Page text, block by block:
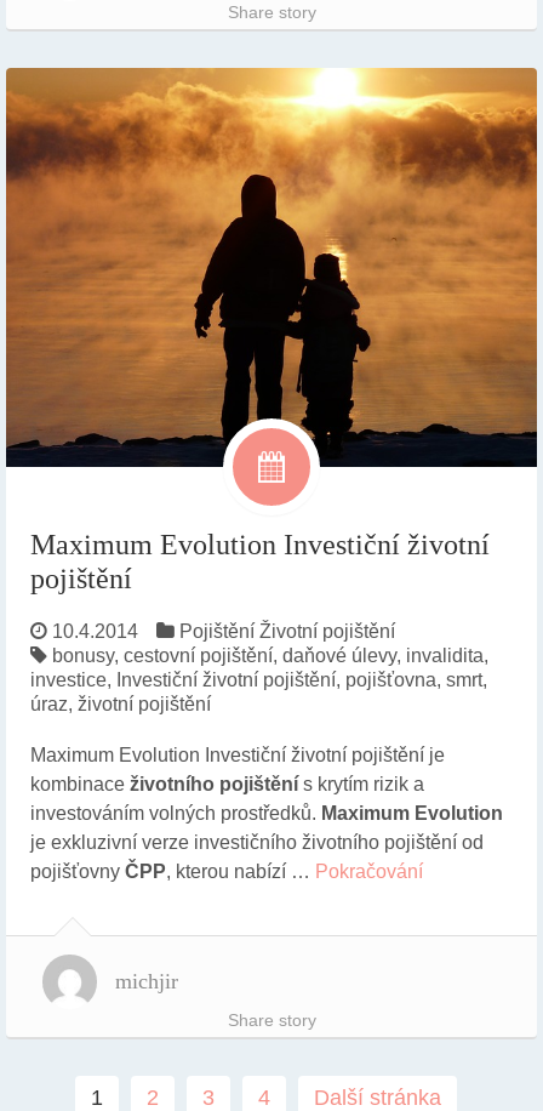
Share story
Maximum Evolution Investiční životní
pojištění
10.4.2014 Pojištění Životní pojištění
bonusy, cestovní pojištění, daňové úlevy, invalidita,
investice, Investiční životní pojištění, pojišťovna, smrt,
úraz, životní pojištění
Maximum Evolution Investiční životní pojištění je
kombinace životního pojištění s krytím rizik a
investováním volných prostředků. Maximum Evolution
je exkluzivní verze investičního životního pojištění od
pojišťovny ČPP, kterou nabízí … Pokračování
michjir
Share story
1 2 3 4 Další stránka